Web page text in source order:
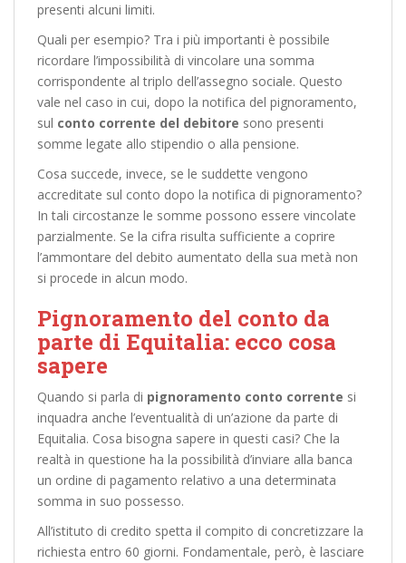
presenti alcuni limiti.
Quali per esempio? Tra i più importanti è possibile
ricordare l’impossibilità di vincolare una somma
corrispondente al triplo dell’assegno sociale. Questo
vale nel caso in cui, dopo la notifica del pignoramento,
sul conto corrente del debitore sono presenti
somme legate allo stipendio o alla pensione.
Cosa succede, invece, se le suddette vengono
accreditate sul conto dopo la notifica di pignoramento?
In tali circostanze le somme possono essere vincolate
parzialmente. Se la cifra risulta sufficiente a coprire
l’ammontare del debito aumentato della sua metà non
si procede in alcun modo.
Pignoramento del conto da
parte di Equitalia: ecco cosa
sapere
Quando si parla di pignoramento conto corrente si
inquadra anche l’eventualità di un’azione da parte di
Equitalia. Cosa bisogna sapere in questi casi? Che la
realtà in questione ha la possibilità d’inviare alla banca
un ordine di pagamento relativo a una determinata
somma in suo possesso.
All’istituto di credito spetta il compito di concretizzare la
richiesta entro 60 giorni. Fondamentale, però, è lasciare